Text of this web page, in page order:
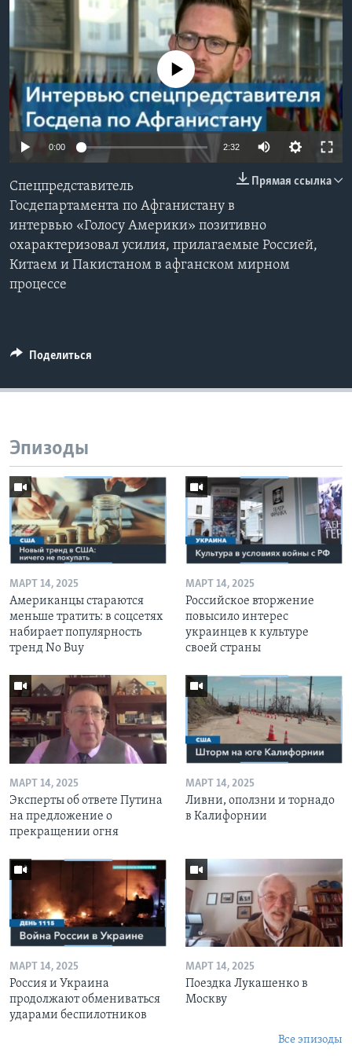
Learning English
СОЦИАЛЬНЫЕ СЕТИ
Языки
No media source currently available
0:00 2:32
Прямая ссылка
Спецпредставитель
Госдепартамента по Афганистану в
интервью «Голосу Америки» позитивно
охарактеризовал усилия, прилагаемые Россией,
Китаем и Пакистаном в афганском мирном
процессе
Поделиться
Эпизоды
МАРТ 14, 2025
Американцы стараются
меньше тратить: в соцсетях
набирает популярность
тренд No Buy
МАРТ 14, 2025
Российское вторжение
повысило интерес
украинцев к культуре
своей страны
МАРТ 14, 2025
Эксперты об ответе Путина
на предложение о
прекращении огня
МАРТ 14, 2025
Ливни, оползни и торнадо
в Калифорнии
МАРТ 14, 2025
Россия и Украина
продолжают обмениваться
ударами беспилотников
МАРТ 14, 2025
Поездка Лукашенко в
Москву
Все эпизоды